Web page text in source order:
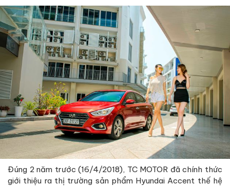
Đúng 2 năm trước (16/4/2018), TC MOTOR đã chính thức
giới thiệu ra thị trường sản phẩm Hyundai Accent thế hệ